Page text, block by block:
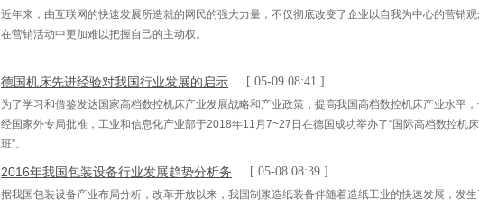
近年来，由互联网的快速发展所造就的网民的强大力量，不仅彻底改变了企业以自我为中心的营销
在营销活动中更加难以把握自己的主动权。
德国机床先进经验对我国行业发展的启示 [ 05-09 08:41 ]
为了学习和借鉴发达国家高档数控机床产业发展战略和产业政策，提高我国高档数控机床产业水平
经国家外专局批准，工业和信息化产业部于2018年11月7~27日在德国成功举办了“国际高档数控机
班”。
2016年我国包装设备行业发展趋势分析务 [ 05-08 08:39 ]
据我国包装设备产业布局分析，改革开放以来，我国制浆造纸装备伴随着造纸工业的快速发展，发